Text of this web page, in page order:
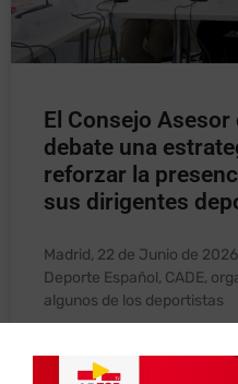
El Consejo Asesor
debate una
reforzar la
sus dirigentes
Madrid, 22 de Junio de
Deporte Español, CADE,
algunos de los deportistas
LEER MÁS »